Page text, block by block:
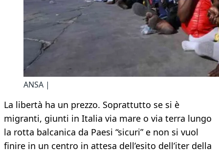
ANSA |
La libertà ha un prezzo. Soprattutto se si è
migranti, giunti in Italia via mare o via terra lungo
la rotta balcanica da Paesi “sicuri” e non si vuol
finire in un centro in attesa dell’esito dell’iter della